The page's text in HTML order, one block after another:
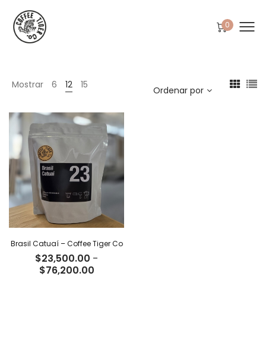
0
Mostrar 6 12 15 Ordenar por
Brasil Catuaí – Coffee Tiger Co
$23,500.00 -
$76,200.00Rango